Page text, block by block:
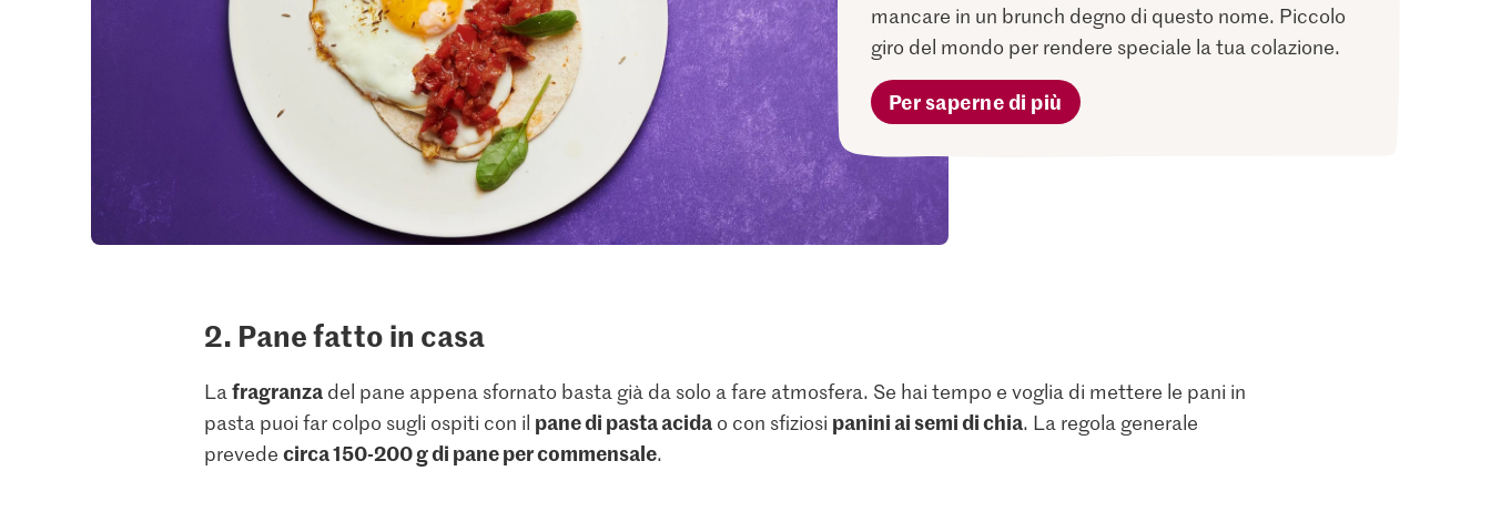
mancare in un brunch degno di questo nome. Piccolo
giro del mondo per rendere speciale la tua colazione.
Per saperne di più
2. Pane fatto in casa
La fragranzadel pane appena sfornato basta già da solo a fare atmosfera. Se hai tempo e voglia di mettere le pani in
pasta puoi far colpo sugli ospiti con il pane di pasta acidao con sfiziosi panini ai semi di chia. La regola generale
prevede circa 150-200 g di pane per commensale.